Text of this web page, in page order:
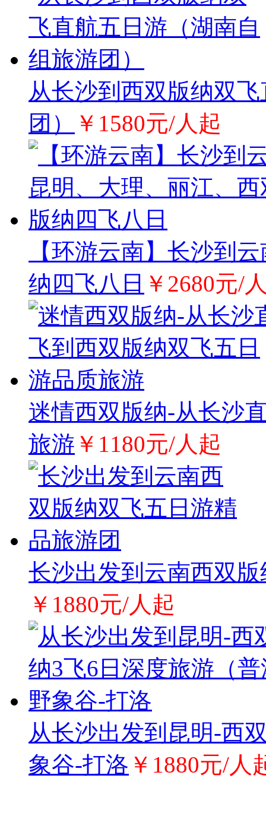
从长沙到西双版纳双
团）
￥1580元/人起
【环游云南】长沙到
纳四飞八日 ￥2680元/
迷情西双版纳-从长沙
旅游 ￥1180元/人起
长沙出发到云南西双
￥1880元/人起
从长沙出发到昆明-西
象谷-打洛 ￥1880元/人